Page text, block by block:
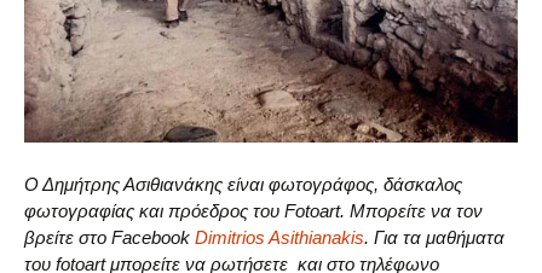
Ο Δημήτρης Ασιθιανάκης είναι φωτογράφος, δάσκαλος
φωτογραφίας και πρόεδρος του Fotoart. Μπορείτε να τον
βρείτε στο Facebook Dimitrios Asithianakis. Για τα μαθήματα
του fotoart μπορείτε να ρωτήσετε και στο τηλέφωνο